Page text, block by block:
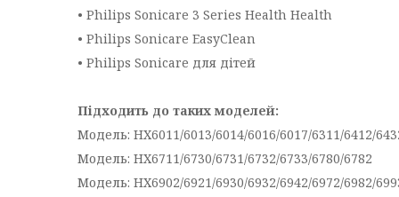
• Philips Sonicare 3 Series Health Health
• Philips Sonicare EasyClean
• Philips Sonicare для дітей
Підходить до таких моделей:
Модель: HX6011/6013/6014/6016/6017/6311/6412/
Модель: HX6711/6730/6731/6732/6733/6780/6782
Модель: HX6902/6921/6930/6932/6942/6972/6982/